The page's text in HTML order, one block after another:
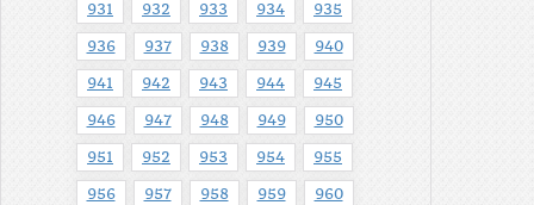
931 932 933 934 935
936 937 938 939 940
941 942 943 944 945
946 947 948 949 950
951 952 953 954 955
956 957 958 959 960